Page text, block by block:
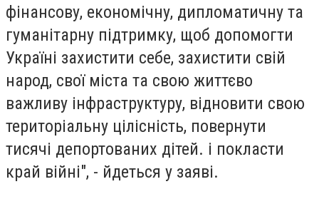
фінансову, економічну, дипломатичну та
гуманітарну підтримку, щоб допомогти
Україні захистити себе, захистити свій
народ, свої міста та свою життєво
важливу інфраструктуру, відновити свою
територіальну цілісність, повернути
тисячі депортованих дітей. і покласти
край війні", - йдеться у заяві.